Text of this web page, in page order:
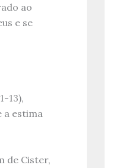
ao
e se
13),
a estima
de Cister,